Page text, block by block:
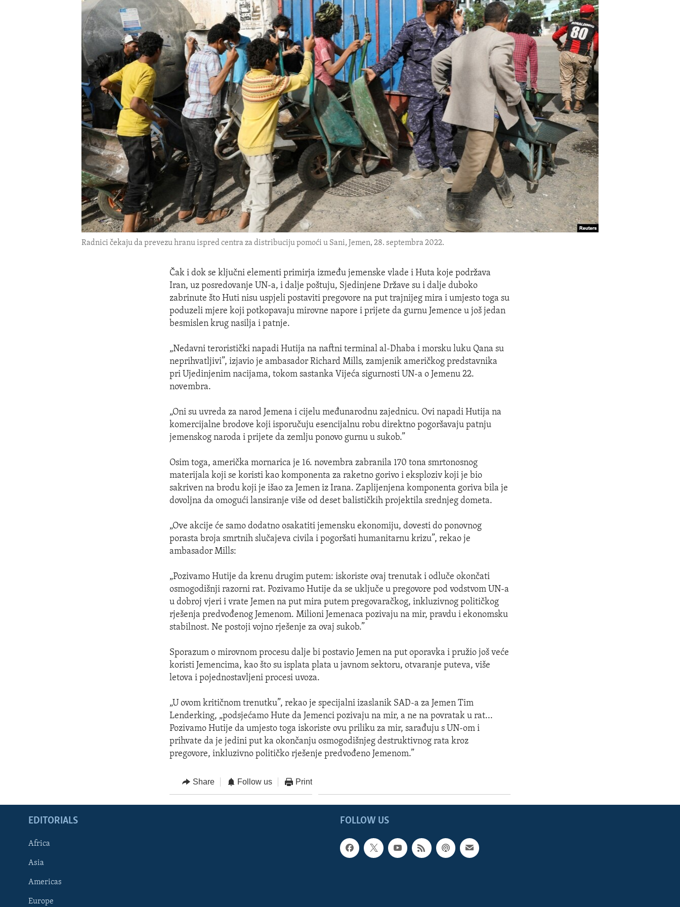
IDEALS AND INSTITUTIONS
Radnici čekaju da prevezu hranu ispred centra za distribuciju pomoći u Sani, Jemen, 28. septembra 2022.
Čak i dok se ključni elementi primirja između jemenske vlade i Huta koje podržava
Iran, uz posredovanje UN-a, i dalje poštuju, Sjedinjene Države su i dalje duboko
zabrinute što Huti nisu uspjeli postaviti pregovore na put trajnijeg mira i umjesto toga su
poduzeli mjere koji potkopavaju mirovne napore i prijete da gurnu Jemence u još jedan
besmislen krug nasilja i patnje.
„Nedavni teroristički napadi Hutija na naftni terminal al-Dhaba i morsku luku Qana su
neprihvatljivi”, izjavio je ambasador Richard Mills, zamjenik američkog predstavnika
pri Ujedinjenim nacijama, tokom sastanka Vijeća sigurnosti UN-a o Jemenu 22.
novembra.
„Oni su uvreda za narod Jemena i cijelu međunarodnu zajednicu. Ovi napadi Hutija na
komercijalne brodove koji isporučuju esencijalnu robu direktno pogoršavaju patnju
jemenskog naroda i prijete da zemlju ponovo gurnu u sukob.”
Osim toga, američka mornarica je 16. novembra zabranila 170 tona smrtonosnog
materijala koji se koristi kao komponenta za raketno gorivo i eksploziv koji je bio
sakriven na brodu koji je išao za Jemen iz Irana. Zaplijenjena komponenta goriva bila je
dovoljna da omogući lansiranje više od deset balističkih projektila srednjeg dometa.
„Ove akcije će samo dodatno osakatiti jemensku ekonomiju, dovesti do ponovnog
porasta broja smrtnih slučajeva civila i pogoršati humanitarnu krizu”, rekao je
ambasador Mills:
„Pozivamo Hutije da krenu drugim putem: iskoriste ovaj trenutak i odluče okončati
osmogodišnji razorni rat. Pozivamo Hutije da se uključe u pregovore pod vodstvom UN-a
u dobroj vjeri i vrate Jemen na put mira putem pregovaračkog, inkluzivnog političkog
rješenja predvođenog Jemenom. Milioni Jemenaca pozivaju na mir, pravdu i ekonomsku
stabilnost. Ne postoji vojno rješenje za ovaj sukob.”
Sporazum o mirovnom procesu dalje bi postavio Jemen na put oporavka i pružio još veće
koristi Jemencima, kao što su isplata plata u javnom sektoru, otvaranje puteva, više
letova i pojednostavljeni procesi uvoza.
„U ovom kritičnom trenutku”, rekao je specijalni izaslanik SAD-a za Jemen Tim
Lenderking, „podsjećamo Hute da Jemenci pozivaju na mir, a ne na povratak u rat...
Pozivamo Hutije da umjesto toga iskoriste ovu priliku za mir, sarađuju s UN-om i
prihvate da je jedini put ka okončanju osmogodišnjeg destruktivnog rata kroz
pregovore, inkluzivno političko rješenje predvođeno Jemenom.”
Share Follow us Print
FOLLOW US
EDITORIALS
Africa
Asia
Americas
Europe